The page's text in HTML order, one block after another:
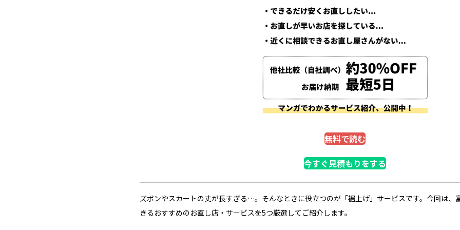
無料で読む
今すぐ見積もりをする
ズボンやスカートの丈が長すぎる…。そんなときに役立つのが「裾上げ」サービスです。今回は、
きるおすすめのお直し店・サービスを5つ厳選してご紹介します。